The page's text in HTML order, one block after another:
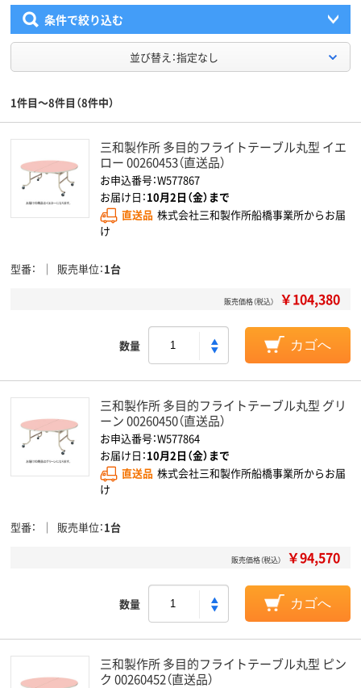
条件で絞り込む
並び替え：指定なし
1件目～8件目（8件中）
三和製作所 多目的フライトテーブル丸型 イエ
ロー 00260453（直送品）
お申込番号：W577867
お届け日：10月2日（金）まで
直送品 株式会社三和製作所船橋事業所からお届
け
型番 販売単位 1台
販売価格（税込） ￥104,380
数量 カゴへ
三和製作所 多目的フライトテーブル丸型 グリ
ーン 00260450（直送品）
お申込番号：W577864
お届け日：10月2日（金）まで
直送品 株式会社三和製作所船橋事業所からお届
け
型番 販売単位 1台
販売価格（税込） ￥94,570
数量 カゴへ
三和製作所 多目的フライトテーブル丸型 ピン
ク 00260452（直送品）